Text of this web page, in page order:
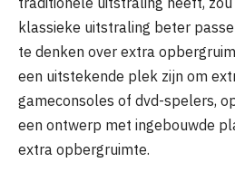
klassieke uitstraling beter
te denken over extra
een uitstekende plek zijn om
gameconsoles of dvd-spelers,
een ontwerp met ingebouwde
extra opbergruimte.